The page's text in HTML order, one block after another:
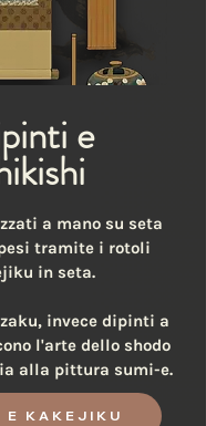
e
a mano su seta
tramite i rotoli
in seta.
invece dipinti a
l'arte dello shodo
alla pittura sumi-e.
E KAKEJIKU